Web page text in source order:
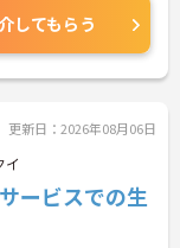
してもらう
更新日：2026年08月06日
イ
ービスでの生